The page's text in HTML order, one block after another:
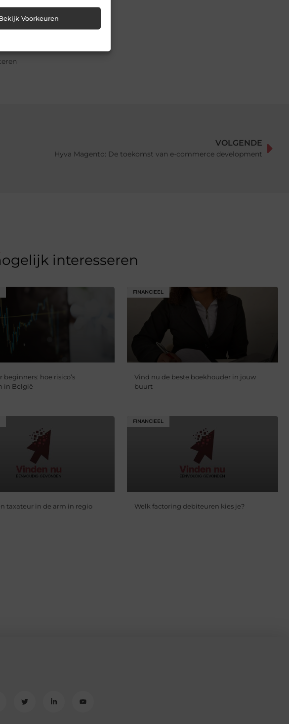
Voorkeuren
VOLGENDE
Hyva Magento: De toekomst van e-commerce development
interesseren
beginners: hoe risico’s
in België
FINANCIEEL
Vind nu de beste boekhouder in jouw
buurt
taxateur in de arm in regio
FINANCIEEL
Welk factoring debiteuren kies je?